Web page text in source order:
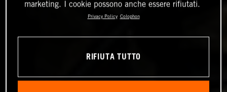
marketing. I cookie possono anche essere rifiutati.
Privacy Policy Colophon
RIFIUTA TUTTO